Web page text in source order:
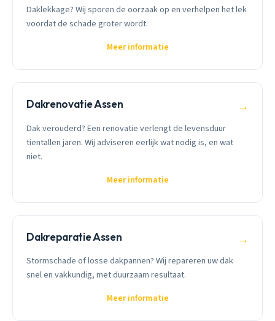
Daklekkage? Wij sporen de oorzaak op en verhelpen het lek
voordat de schade groter wordt.
Meer informatie
Dakrenovatie Assen →
Dak verouderd? Een renovatie verlengt de levensduur
tientallen jaren. Wij adviseren eerlijk wat nodig is, en wat
niet.
Meer informatie
Dakreparatie Assen →
Stormschade of losse dakpannen? Wij repareren uw dak
snel en vakkundig, met duurzaam resultaat.
Meer informatie